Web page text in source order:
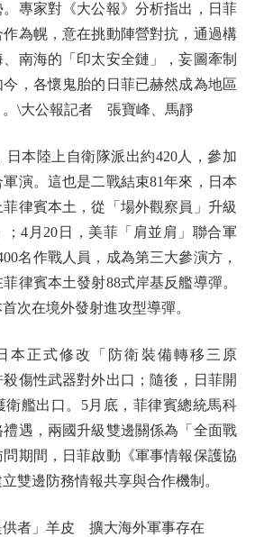
專家對《大公報》分析指出，日菲
為幌，意在挑動陣營對抗，通過構
南海的「印太安全鏈」，妄圖牽制
，各懷鬼胎的日菲已赫然成為地區
。\大公報記者 張寶峰、馬靜
本陸上自衛隊派出約420人，參加
演。這也是二戰結束81年來，日本
律賓本土，從「場外觀察員」升級
；4月20日，美菲「肩並肩」聯合軍
名作戰人員，成為第三大參演方，
律賓本土發射88式岸基反艦導彈。
次在境外發射進攻型導彈。
正式修改「防衛裝備轉移三原
傷性武器對外出口；隨後，日菲開
衛艦出口。5月底，菲律賓總統馬科
遇，兩國升級雙邊關係為「全面戰
期間，日菲啟動《軍事情報保護協
雙邊防務情報共享與合作機制。
者」羊皮 擴大海外軍事存在